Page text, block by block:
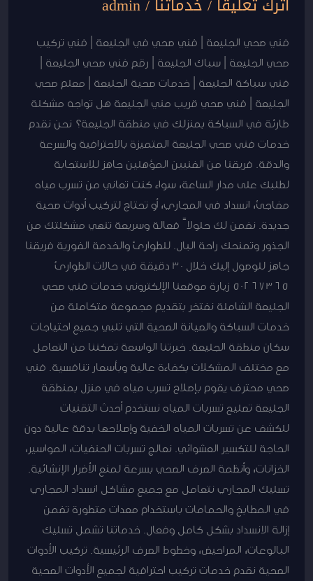
فني صحي الجليعة | فني صحي في الجليعة | فني تركيب
صحي الجليعة | سباك الجليعة | رقم فني صحي الجليعة |
فني سباكة الجليعة | خدمات صحية الجليعة | معلم صحي
الجليعة | فني صحي قريب مني الجليعة هل تواجه مشكلة
طارئة في السباكة بمنزلك في منطقة الجليعة؟ نحن نقدم
خدمات فني صحي الجليعة المتميزة بالاحترافية والسرعة
والدقة. فريقنا من الفنيين المؤهلين جاهز للاستجابة
لطلبك على مدار الساعة، سواء كنت تعاني من تسرب مياه
مفاجئ، انسداد في المجاري، أو تحتاج لتركيب أدوات صحية
جديدة. نضمن لك حلولاً فعالة وسريعة تنهي مشكلتك من
الجذور وتمنحك راحة البال. للطوارئ والخدمة الفورية فريقنا
جاهز للوصول إليك خلال 30 دقيقة في حالات الطوارئ
50267365 زيارة موقعنا الإلكتروني خدمات فني صحي
الجليعة الشاملة نفتخر بتقديم مجموعة متكاملة من
خدمات السباكة والصيانة الصحية التي تلبي جميع احتياجات
سكان منطقة الجليعة. خبرتنا الواسعة تمكننا من التعامل
مع مختلف المشكلات بكفاءة عالية وبأسعار تنافسية. فني
صحي محترف يقوم بإصلاح تسرب مياه في منزل بمنطقة
الجليعة تصليح تسربات المياه نستخدم أحدث التقنيات
للكشف عن تسربات المياه الخفية وإصلاحها بدقة عالية دون
الحاجة للتكسير العشوائي. نعالج تسربات الحنفيات، المواسير،
الخزانات، وأنظمة الصرف الصحي بسرعة لمنع الأضرار الإنشائية.
تسليك المجاري نتعامل مع جميع مشاكل انسداد المجاري
في المطابخ والحمامات باستخدام معدات متطورة تضمن
إزالة الانسداد بشكل كامل وفعال. خدماتنا تشمل تسليك
البالوعات، المراحيض، وخطوط الصرف الرئيسية. تركيب الأدوات
الصحية نقدم خدمات تركيب احترافية لجميع الأدوات الصحية